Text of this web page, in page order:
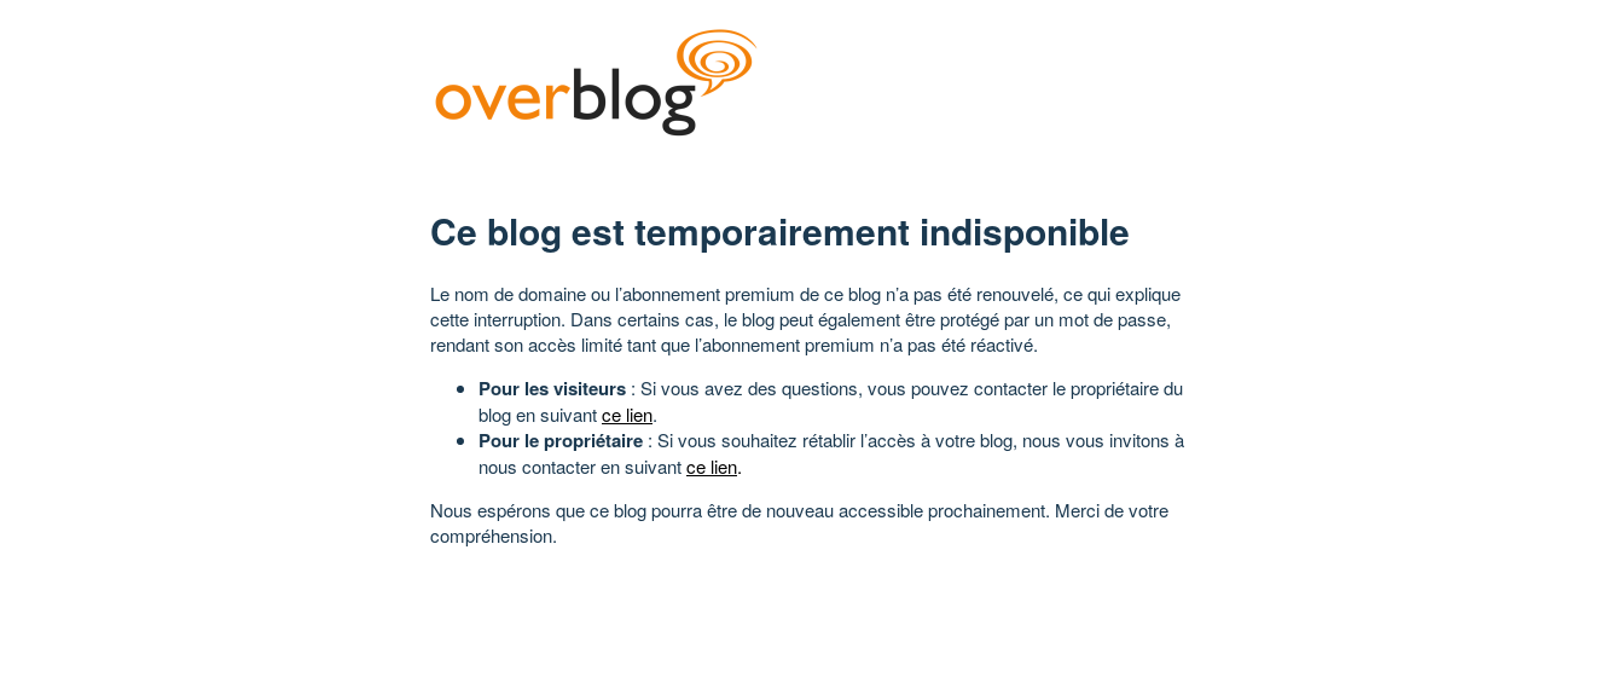
Ce blog est temporairement indisponible
Le nom de domaine ou l’abonnement premium de ce blog n’a pas été renouvelé, ce qui explique
cette interruption. Dans certains cas, le blog peut également être protégé par un mot de passe,
rendant son accès limité tant que l’abonnement premium n’a pas été réactivé.
Pour les visiteurs : Si vous avez des questions, vous pouvez contacter le propriétaire du
blog en suivantce lien.
Pour le propriétaire : Si vous souhaitez rétablir l’accès à votre blog, nous vous invitons à
nous contacter en suivantce lien.
Nous espérons que ce blog pourra être de nouveau accessible prochainement. Merci de votre
compréhension.